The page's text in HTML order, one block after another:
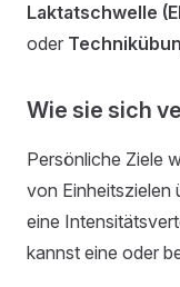
Laktatschwelle
oder
Wie sie sich
Persönliche Ziele
von Einheitszielen
eine
kannst eine oder